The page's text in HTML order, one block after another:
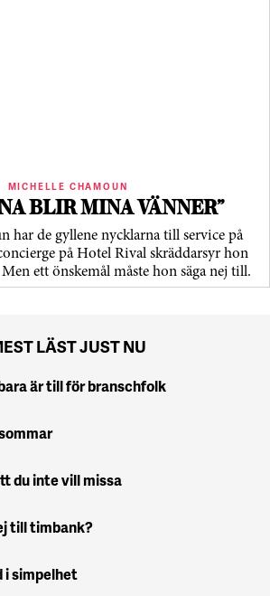
MICHELLE CHAMOUN
BLIR MINA VÄNNER”
har de gyllene nycklarna till service på
på Hotel Rival skräddarsyr hon
Men ett önskemål måste hon säga nej till.
LÄST JUST NU
är till för branschfolk
du inte vill missa
till timbank?
i simpelhet